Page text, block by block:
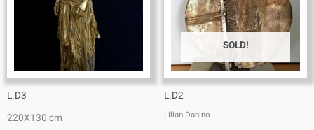
L.D3
220X130 cm
SOLD!
L.D2
Lilian Danino